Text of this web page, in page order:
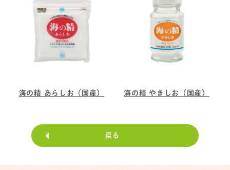
海の精 あらしお（国産） 海の精 やきしお（国産）
戻る